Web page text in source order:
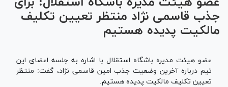
جذب قاسمی نژاد منتظر تعیین تکلیف
مالکیت پدیده هستیم
عضو هیئت مدیره باشگاه استقلال با اشاره به جلسه اعضای این
تیم درباره آخرین وضعیت جذب امین قاسمی نژاد، گفت: منتظر
تعیین تکلیف مالکیت پدیده هستیم.